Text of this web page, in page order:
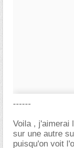
------
Voila , j'aimerai
sur une autre
puisqu'on voit